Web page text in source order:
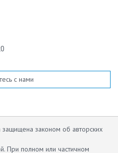
с нами
законом об авторских
При полном или частичном